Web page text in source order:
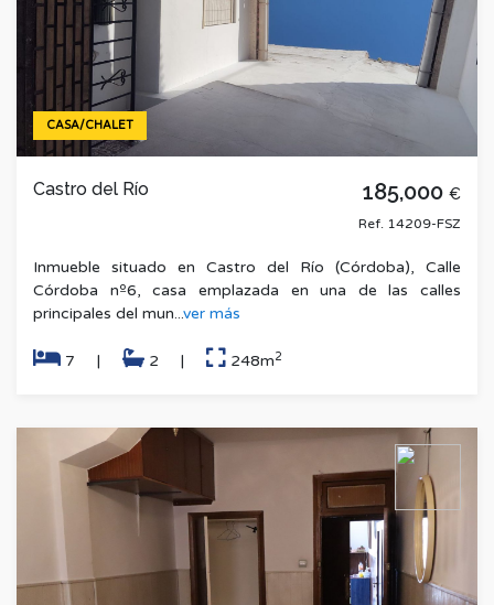
CASA/CHALET
Castro del Río 185,000 €
Ref. 14209-FSZ
Inmueble situado en Castro del Río (Córdoba), Calle
Córdoba nº6, casa emplazada en una de las calles
principales del mun...ver más
7 | 2 | 248m2